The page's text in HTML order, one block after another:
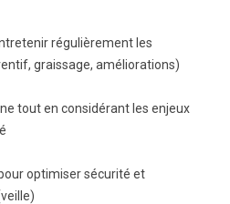
régulièrement les
graissage, améliorations)
tout en considérant les enjeux
optimiser sécurité et